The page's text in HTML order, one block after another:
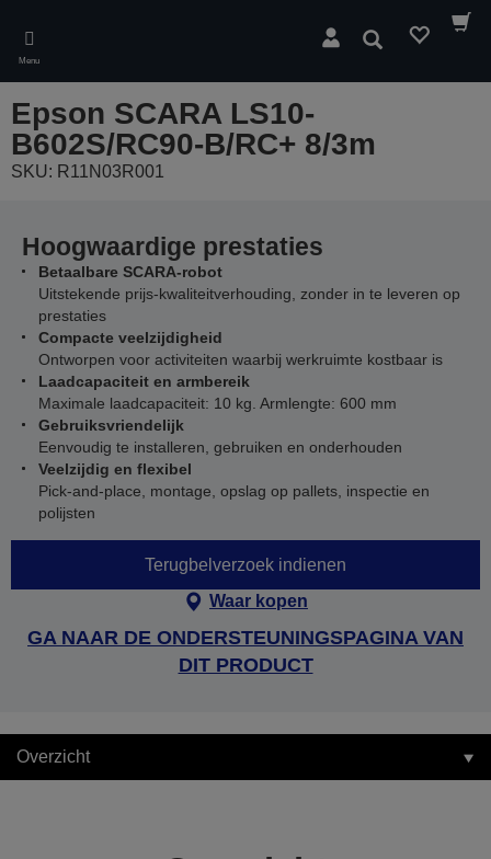
main
content
Menu
Zoeken
Epson SCARA LS10-
B602S/RC90-B/RC+ 8/3m
SKU: R11N03R001
Hoogwaardige prestaties
Betaalbare SCARA-robot
Uitstekende prijs-kwaliteitverhouding, zonder in te leveren op
prestaties
Compacte veelzijdigheid
Ontworpen voor activiteiten waarbij werkruimte kostbaar is
Laadcapaciteit en armbereik
Maximale laadcapaciteit: 10 kg. Armlengte: 600 mm
Gebruiksvriendelijk
Eenvoudig te installeren, gebruiken en onderhouden
Veelzijdig en flexibel
Pick-and-place, montage, opslag op pallets, inspectie en
polijsten
Terugbelverzoek indienen
Waar kopen
GA NAAR DE ONDERSTEUNINGSPAGINA VAN
DIT PRODUCT
Overzicht